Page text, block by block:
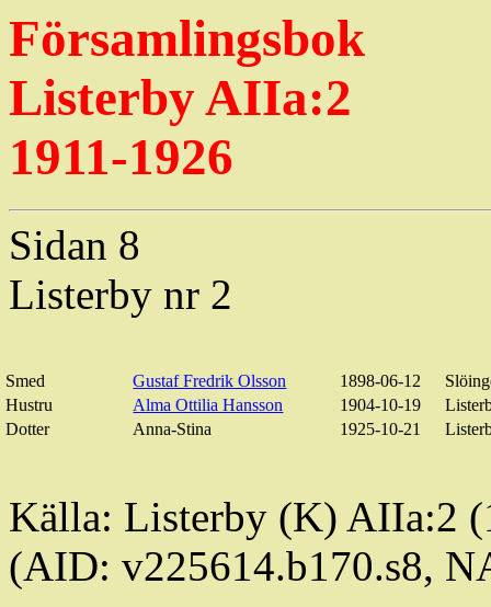
Församlingsbok
Listerby AIIa:2
1911-1926
Sidan 8
Listerby nr 2
Smed Gustaf Fredrik Olsson 1898-06-12
Hustru
Alma Ottilia Hansson 1904-10-19
Dotter
Anna-Stina 1925-10-21
Källa: Listerby (K) AIIa:2
(AID: v225614.b170.s8,